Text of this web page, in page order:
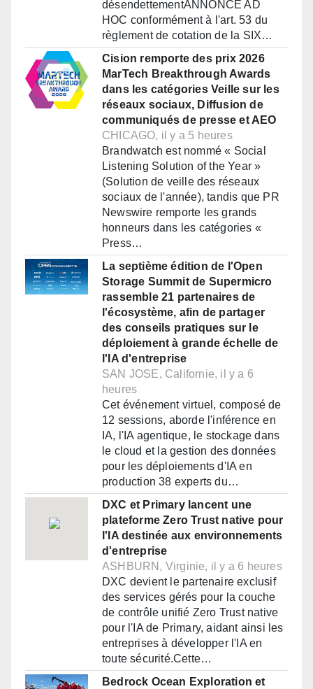
désendettementANNONCE AD
HOC conformément à l'art. 53 du
règlement de cotation de la SIX…
Cision remporte des prix 2026
MarTech Breakthrough Awards
dans les catégories Veille sur les
réseaux sociaux, Diffusion de
communiqués de presse et AEO
CHICAGO, il y a 5 heures
Brandwatch est nommé « Social
Listening Solution of the Year »
(Solution de veille des réseaux
sociaux de l'année), tandis que PR
Newswire remporte les grands
honneurs dans les catégories «
Press…
La septième édition de l'Open
Storage Summit de Supermicro
rassemble 21 partenaires de
l'écosystème, afin de partager
des conseils pratiques sur le
déploiement à grande échelle de
l'IA d'entreprise
SAN JOSE, Californie, il y a 6
heures
Cet événement virtuel, composé de
12 sessions, aborde l'inférence en
IA, l'IA agentique, le stockage dans
le cloud et la gestion des données
pour les déploiements d'IA en
production 38 experts du…
DXC et Primary lancent une
plateforme Zero Trust native pour
l'IA destinée aux environnements
d'entreprise
ASHBURN, Virginie, il y a 6 heures
DXC devient le partenaire exclusif
des services gérés pour la couche
de contrôle unifié Zero Trust native
pour l'IA de Primary, aidant ainsi les
entreprises à développer l'IA en
toute sécurité.Cette…
Bedrock Ocean Exploration et